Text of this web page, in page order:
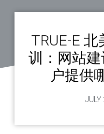
TRUE-E
训：网站
户提供